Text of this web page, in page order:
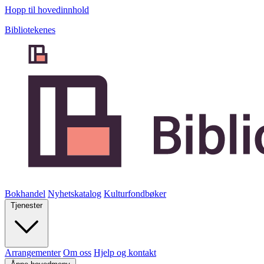
Hopp til hovedinnhold
Bibliotekenes
Bokhandel Nyhetskatalog Kulturfondbøker
Tjenester
Arrangementer Om oss Hjelp og kontakt